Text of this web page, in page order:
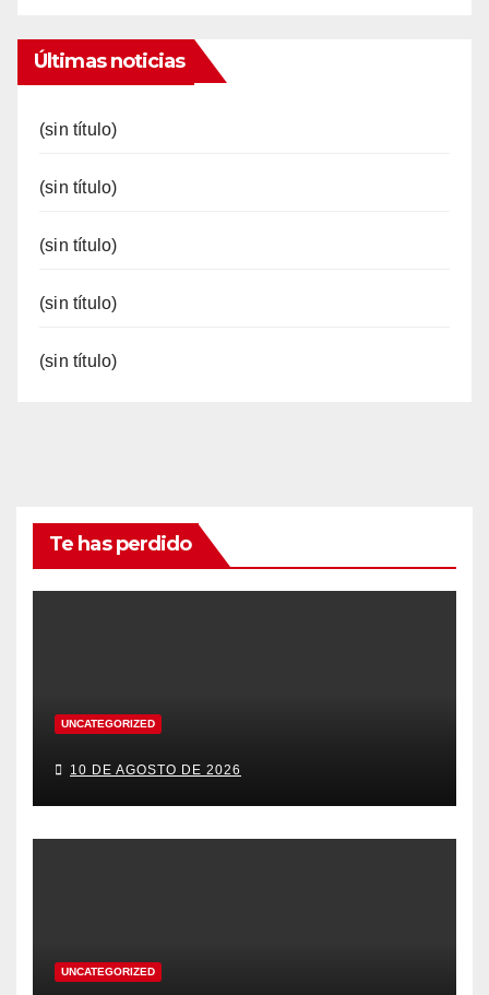
Últimas noticias
(sin título)
(sin título)
(sin título)
(sin título)
(sin título)
Te has perdido
UNCATEGORIZED
10 DE AGOSTO DE 2026
UNCATEGORIZED